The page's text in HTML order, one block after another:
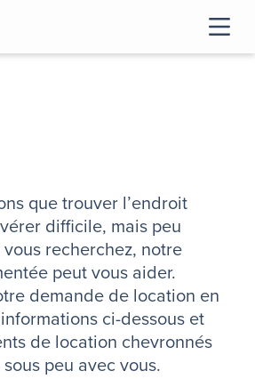
que trouver l’endroit
difficile, mais peu
recherchez, notre
peut vous aider.
demande de location en
ci-dessous et
de location chevronnés
peu avec vous.